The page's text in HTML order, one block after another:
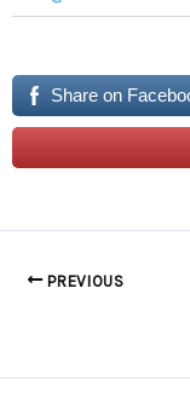
Share on
PREVIOUS